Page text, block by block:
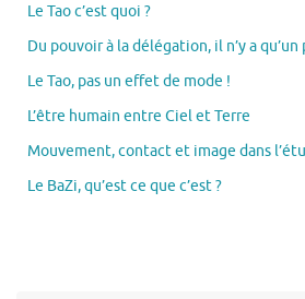
Le Tao c’est quoi ?
Du pouvoir à la délégation, il n’y a
Le Tao, pas un effet de mode !
L’être humain entre Ciel et Terre
Mouvement, contact et image dans
Le BaZi, qu’est ce que c’est ?